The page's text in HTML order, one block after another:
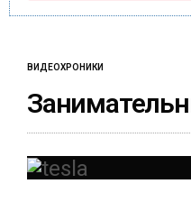
ВИДЕОХРОНИКИ